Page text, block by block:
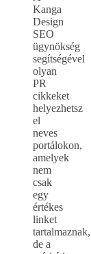
Kanga
Design
SEO
ügynökség
segítségével
olyan
PR
cikkeket
helyezhetsz
el
neves
portálokon,
amelyek
nem
csak
egy
értékes
linket
tartalmaznak,
de a